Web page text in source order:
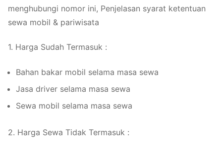
menghubungi nomor ini, Penjelasan syarat ketentuan
sewa mobil & pariwisata
1. Harga Sudah Termasuk :
Bahan bakar mobil selama masa sewa
Jasa driver selama masa sewa
Sewa mobil selama masa sewa
2. Harga Sewa Tidak Termasuk :